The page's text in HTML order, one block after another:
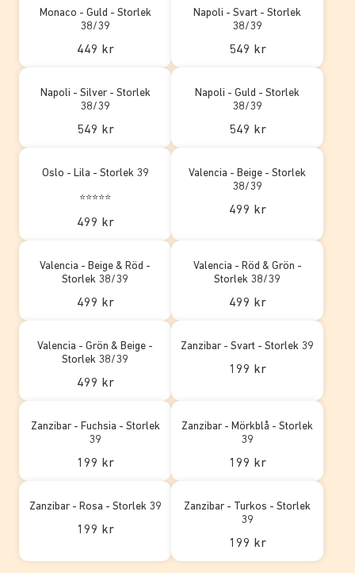
Monaco - Guld - Storlek
38/39
449 kr
Napoli - Svart - Storlek
38/39
549 kr
Napoli - Silver - Storlek
38/39
549 kr
Napoli - Guld - Storlek
38/39
549 kr
Oslo - Lila - Storlek 39
⭐⭐⭐⭐⭐
499 kr
Valencia - Beige - Storlek
38/39
499 kr
Valencia - Beige & Röd -
Storlek 38/39
499 kr
Valencia - Röd & Grön -
Storlek 38/39
499 kr
Valencia - Grön & Beige -
Storlek 38/39
499 kr
Zanzibar - Svart - Storlek 39
199 kr
Zanzibar - Fuchsia - Storlek
39
199 kr
Zanzibar - Mörkblå - Storlek
39
199 kr
Zanzibar - Rosa - Storlek 39
199 kr
Zanzibar - Turkos - Storlek
39
199 kr